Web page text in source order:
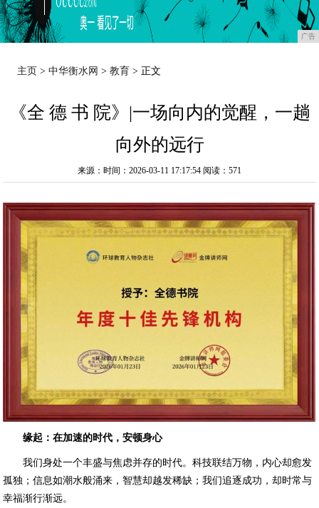
广告
主页 >中华衡水网 >教育 > 正文
《全 德 书 院》|一场向内的觉醒，一趟
向外的远行
来源：时间：2026-03-11 17:17:54 阅读：571
缘起：在加速的时代，安顿身心
我们身处一个丰盛与焦虑并存的时代。科技联结万物，内心却愈发
孤独；信息如潮水般涌来，智慧却越发稀缺；我们追逐成功，却时常与
幸福渐行渐远。